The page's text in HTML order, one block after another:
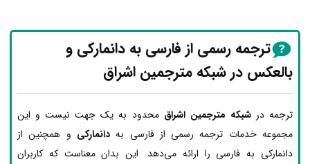
ترجمه رسمی از فارسی به دانمارکی و
بالعکس در شبکه مترجمین اشراق
ترجمه درشبکه مترجمین اشراق محدود به یک جهت نیست و این
مجموعه خدمات ترجمه رسمی از فارسی بهدانمارکی و همچنین از
دانمارکی به فارسی را ارائه می‌دهد. این بدان معناست که کاربران